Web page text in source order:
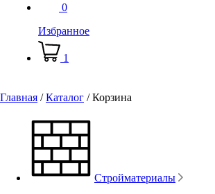
0
Избранное
1
Главная /Каталог /Корзина
Стройматериалы